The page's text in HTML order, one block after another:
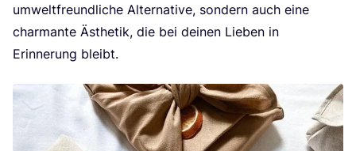
umwelt­freund­li­che Alter­na­ti­ve, son­dern auch eine
char­man­te Ästhe­tik, die bei dei­nen Lie­ben in
Erin­ne­rung bleibt.